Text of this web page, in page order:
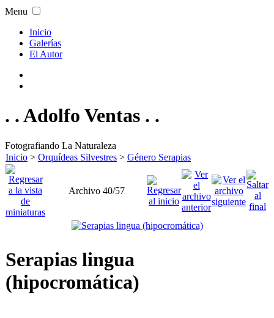
Menu
Inicio
Galerías
El Autor
. . Adolfo Ventas . .
Fotografiando La Naturaleza
Inicio > Orquídeas Silvestres > Género Serapias
Archivo 40/57
Serapias lingua
(hipocromática)